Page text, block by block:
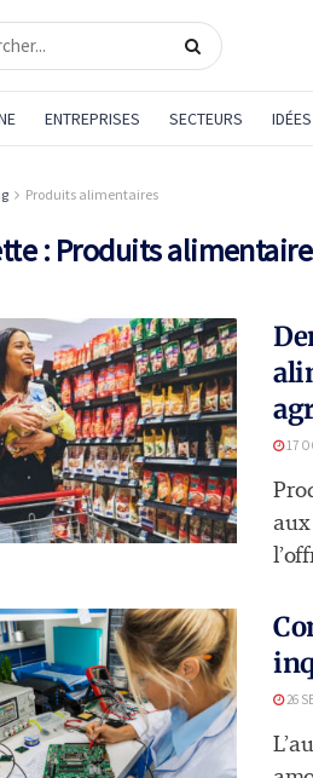
ENTREPRISES SECTEURS IDÉES
Produits alimentaires
: Produits
17
26